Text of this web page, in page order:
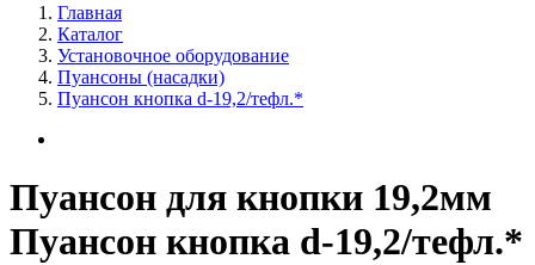
Главная
Каталог
Установочное оборудование
Пуансоны (насадки)
Пуансон кнопка d-19,2/тефл.*
Пуансон для кнопки 19,2мм
Пуансон кнопка d-19,2/тефл.*